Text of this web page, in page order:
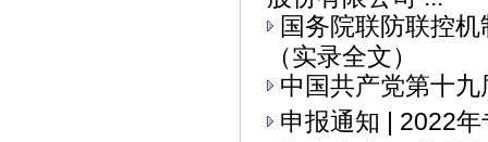
国务院联防联控
（实录全文）
中国共产党第十
申报通知 | 2022